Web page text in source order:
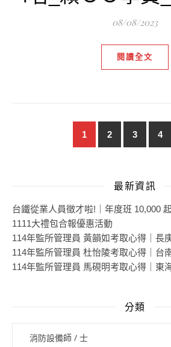
08/08/2023
閱讀全文
1 2 3 4
最新資訊
台鐵從業人員徵才啦!｜年度班 10,000
1111大禮包合報優惠活動
114年監所管理員 黃韻如考取心得｜長
114年監所管理員 杜怡陵考取心得｜台
114年監所管理員 馬硯明考取心得｜東
分類